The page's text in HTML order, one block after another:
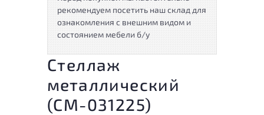
рекомендуем посетить наш склад для
ознакомления с внешним видом и
состоянием мебели б/у
Стеллаж
металлический
(СМ-031225)